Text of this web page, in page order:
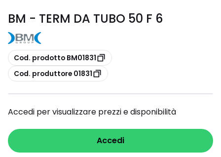
BM - TERM DA TUBO 50 F 6
copia
Cod. prodotto BM01831
copia
Cod. produttore 01831
Accedi per visualizzare prezzi e disponibilità
Accedi